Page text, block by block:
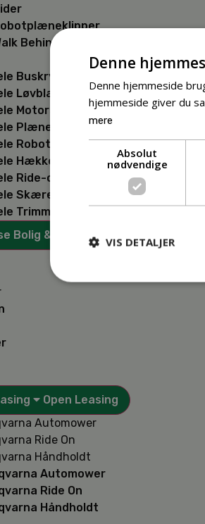
Behind
Buskryddere
Løvblæsere
Motorsave
Plæneklippere
Robotplæneklippere
Hækkeklippere
Ride-on
Skæremaskiner
Trimmere
Bolig & Fritid
Open Leasing
Automower
Ride On
Håndholdt
Automower
Ride On
Håndholdt
Denne
Denne hjemmeside
hjemmeside giver du
mere
Absolut
nødvendige
VIS DETALJER